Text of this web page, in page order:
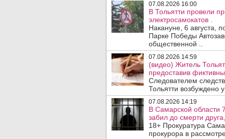
07.08.2026 16:00
В Тольятти провели
электросамокатов .
Накануне, 6 августа,
Парке Победы
общественной ..
07.08.2026 14:59
(видео) Житель
предоставив
Следователем
Тольятти возбуждено
07.08.2026 14:19
В Самарской области
забил до смерти
18+ Прокуратура
прокурора в